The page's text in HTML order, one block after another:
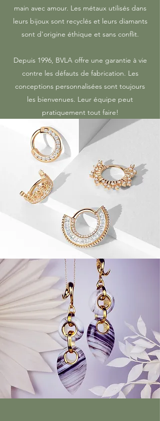
main avec amour. Les métaux utilisés dans
leurs bijoux sont recyclés et leurs diamants
sont d'origine éthique et sans conflit.
Depuis 1996, BVLA offre une garantie à vie
contre les défauts de fabrication. Les
conceptions personnalisées sont toujours
les bienvenues. Leur équipe peut
pratiquement tout faire!